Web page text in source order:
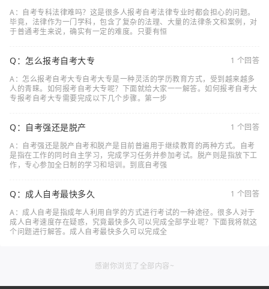
A：自考专科法律难吗？这是很多人报考自考法律专业时都会担心的问题。
毕竟，法律作为一门学科，包含了复杂的法理、大量的法律条文和案例，对
于普通考生来说，确实有一定的难度。只要有恒
Q：怎么报考自考大专
1 个回答
A：怎么报考自考大专自考大专是一种灵活的学历教育方式，受到越来越多
人的青睐。如何报考自考大专呢？下面就给大家一一解答。如何报考自考大
专报考自考大专需要完成以下几个步骤。第一步
Q：自考强还是脱产
1 个回答
A：自考强还是脱产自考和脱产是目前普遍用于继续教育的两种方式。自考
是指在工作的同时自主学习，完成学习任务并参加考试。脱产则是指放下工
作，专心参加全日制的学习和培训。到底自考强
Q：成人自考最快多久
1 个回答
A：成人自考是指成年人利用自学的方式进行考试的一种途径。很多人对于
成人自考速度存在疑惑，究竟最快多久可以完成全部学业呢？下面我将就这
个问题进行解答。成人自考最快多久可以完成全
感谢你浏览了全部内容~